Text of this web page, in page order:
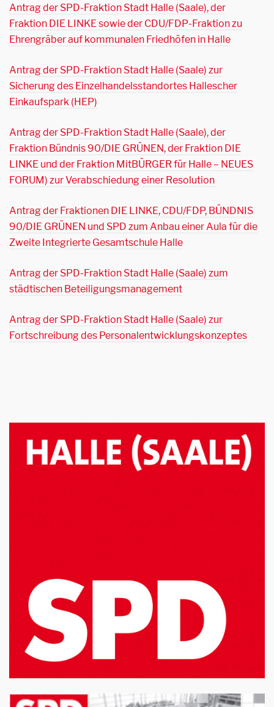
Antrag der SPD-Fraktion Stadt Halle (Saale), der
Fraktion DIE LINKE sowie der CDU/FDP-Fraktion zu
Ehrengräber auf kommunalen Friedhöfen in Halle
Antrag der SPD-Fraktion Stadt Halle (Saale) zur
Sicherung des Einzelhandelsstandortes Hallescher
Einkaufspark (HEP)
Antrag der SPD-Fraktion Stadt Halle (Saale), der
Fraktion Bündnis 90/DIE GRÜNEN, der Fraktion DIE
LINKE und der Fraktion MitBÜRGER für Halle – NEUES
FORUM) zur Verabschiedung einer Resolution
Antrag der Fraktionen DIE LINKE, CDU/FDP, BÜNDNIS
90/DIE GRÜNEN und SPD zum Anbau einer Aula für die
Zweite Integrierte Gesamtschule Halle
Antrag der SPD-Fraktion Stadt Halle (Saale) zum
städtischen Beteiligungsmanagement
Antrag der SPD-Fraktion Stadt Halle (Saale) zur
Fortschreibung des Personalentwicklungskonzeptes